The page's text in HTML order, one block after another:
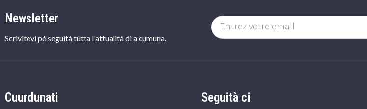
Newsletter
Scrivitevi pè seguità tutta l'attualità di a cumuna.
Cuurdunati Seguità ci